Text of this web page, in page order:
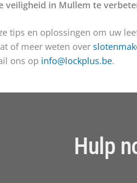
veiligheid in Mullem te
tips en oplossingen om uw
of meer weten over
ons op info@lockplus.be.
Hulp